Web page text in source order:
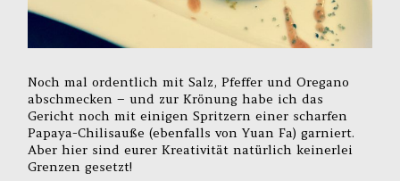
Noch mal ordentlich mit Salz, Pfeffer und Oregano
abschmecken – und zur Krönung habe ich das
Gericht noch mit einigen Spritzern einer scharfen
Papaya-Chilisauße (ebenfalls von Yuan Fa) garniert.
Aber hier sind eurer Kreativität natürlich keinerlei
Grenzen gesetzt!